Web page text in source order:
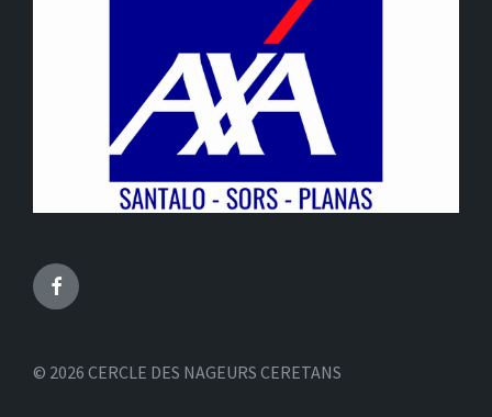
Facebook
© 2026 CERCLE DES NAGEURS CERETANS